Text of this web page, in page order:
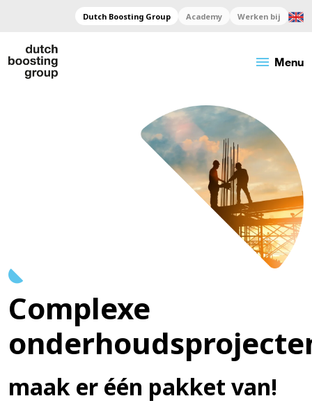
Dutch Boosting Group Academy Werken bij
menu Menu
Complexe
maak er één pakket van!